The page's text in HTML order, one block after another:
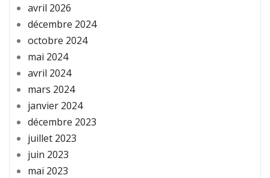
avril 2026
décembre 2024
octobre 2024
mai 2024
avril 2024
mars 2024
janvier 2024
décembre 2023
juillet 2023
juin 2023
mai 2023